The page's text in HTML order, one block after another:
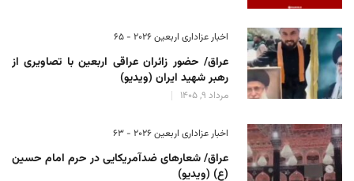
اخبار عزاداری اربعین ۲۰۲۶ - 65
عراق/ حضور زائران عراقی اربعین با تصاویری از
رهبر شهید ایران (ویدیو)
مرداد 9, 1405
اخبار عزاداری اربعین ۲۰۲۶ - 63
عراق/ شعارهای ضدآمریکایی در حرم امام حسین
(ع) (ویدیو)